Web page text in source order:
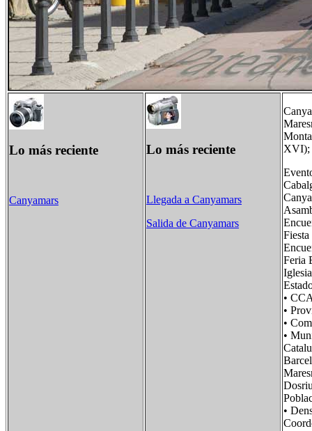
Lo más reciente
Canyamars
Lo más reciente
Llegada a Canyamars
Salida de Canyamars
XVI);
Feria
•
•
•
•
•